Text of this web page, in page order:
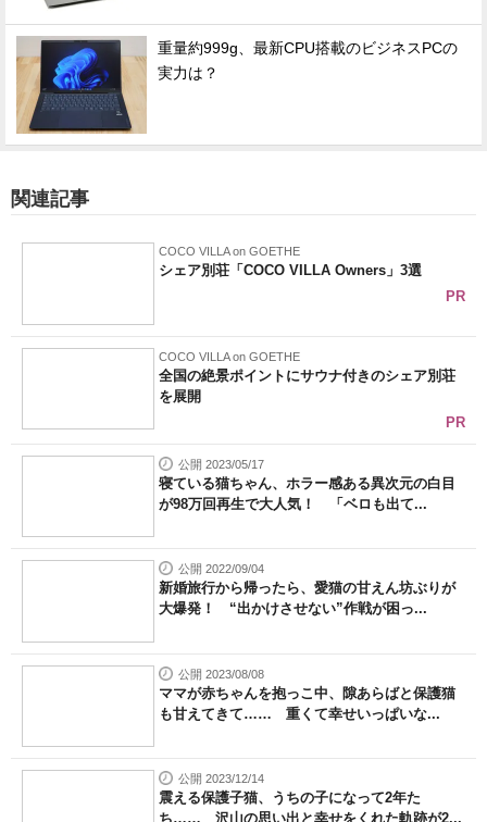
重量約999g、最新CPU搭載のビジネスPCの
実力は？
関連記事
COCO VILLA on GOETHE
シェア別荘「COCO VILLA Owners」3選
PR
COCO VILLA on GOETHE
全国の絶景ポイントにサウナ付きのシェア別荘
を展開
PR
公開 2023/05/17
寝ている猫ちゃん、ホラー感ある異次元の白目
が98万回再生で大人気！ 「ベロも出て...
公開 2022/09/04
新婚旅行から帰ったら、愛猫の甘えん坊ぶりが
大爆発！ “出かけさせない”作戦が困っ...
公開 2023/08/08
ママが赤ちゃんを抱っこ中、隙あらばと保護猫
も甘えてきて…… 重くて幸せいっぱいな...
公開 2023/12/14
震える保護子猫、うちの子になって2年た
ち…… 沢山の思い出と幸せをくれた軌跡が2...